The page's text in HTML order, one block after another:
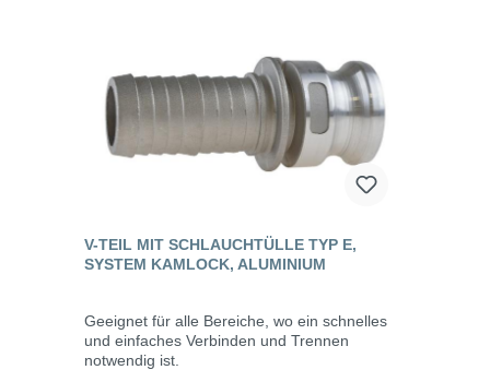
V-TEIL MIT SCHLAUCHTÜLLE TYP E,
SYSTEM KAMLOCK, ALUMINIUM
Geeignet für alle Bereiche, wo ein schnelles
und einfaches Verbinden und Trennen
notwendig ist.